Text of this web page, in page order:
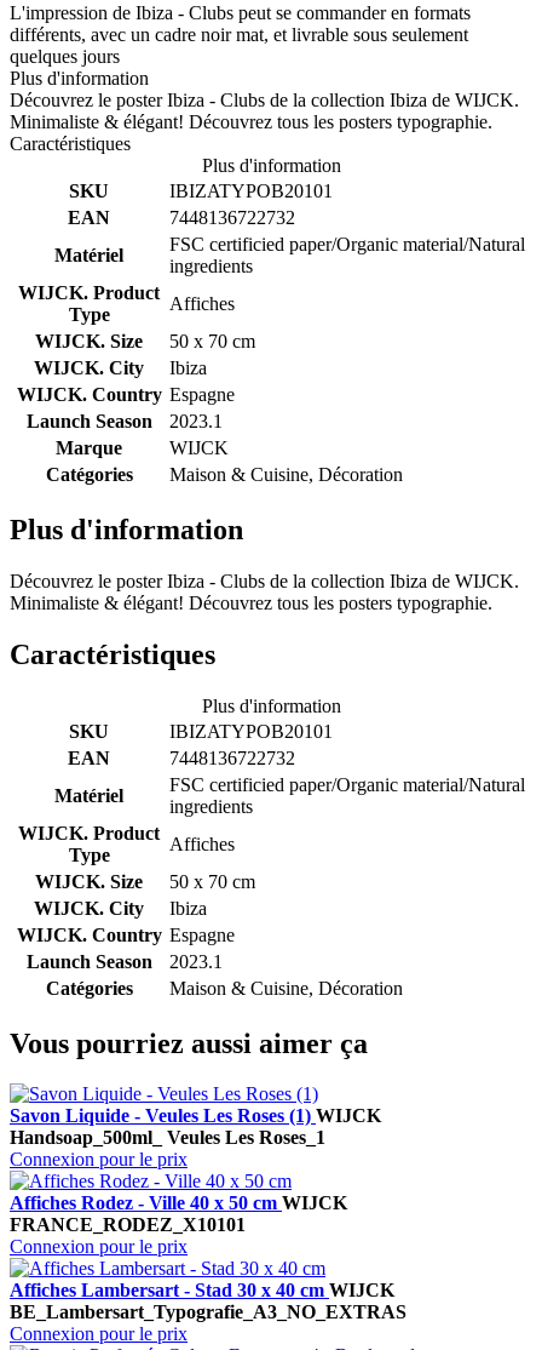
L'impression de Ibiza - Clubs peut se commander en formats
différents, avec un cadre noir mat, et livrable sous seulement
quelques jours
Plus d'information
Découvrez le poster Ibiza - Clubs de la collection Ibiza de WIJCK.
Minimaliste & élégant! Découvrez tous les posters typographie.
Caractéristiques
Plus d'information
SKU
IBIZATYPOB20101
EAN
7448136722732
Matériel
FSC certificied paper/Organic material/Natural
ingredients
WIJCK. Product
Type
Affiches
WIJCK. Size
50 x 70 cm
WIJCK. City
Ibiza
WIJCK. Country Espagne
Launch Season
2023.1
Marque
WIJCK
Catégories
Maison & Cuisine, Décoration
Plus d'information
Découvrez le poster Ibiza - Clubs de la collection Ibiza de WIJCK.
Minimaliste & élégant! Découvrez tous les posters typographie.
Caractéristiques
Plus d'information
SKU
IBIZATYPOB20101
EAN
7448136722732
Matériel
FSC certificied paper/Organic material/Natural
ingredients
WIJCK. Product
Type
Affiches
WIJCK. Size
50 x 70 cm
WIJCK. City
Ibiza
WIJCK. Country Espagne
Launch Season
2023.1
Catégories
Maison & Cuisine, Décoration
Vous pourriez aussi aimer ça
Savon Liquide - Veules Les Roses (1) WIJCK
Handsoap_500ml_ Veules Les Roses_1
Connexion pour le prix
Affiches Rodez - Ville 40 x 50 cm WIJCK
FRANCE_RODEZ_X10101
Connexion pour le prix
Affiches Lambersart - Stad 30 x 40 cm WIJCK
BE_Lambersart_Typografie_A3_NO_EXTRAS
Connexion pour le prix